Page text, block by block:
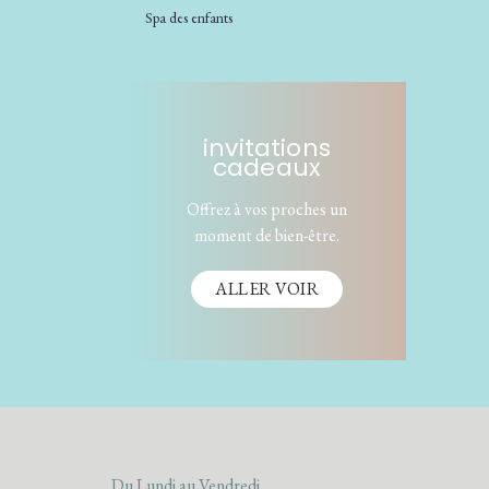
Spa des enfants
invitations
cadeaux
Offrez à vos proches un
moment de bien-être.
ALLER VOIR